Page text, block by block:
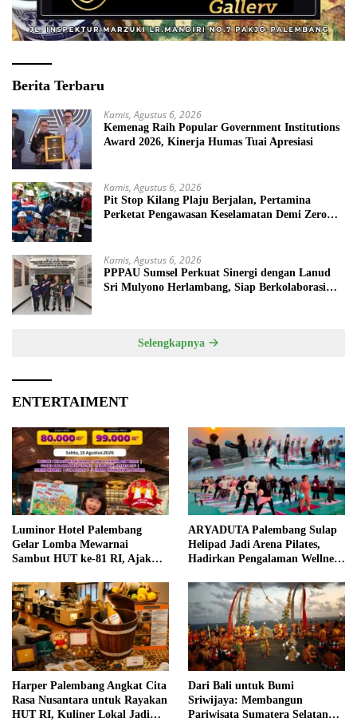
Berita Terbaru
Kamis, Agustus 6, 2026
Kemenag Raih Popular Government Institutions
Award 2026, Kinerja Humas Tuai Apresiasi
Kamis, Agustus 6, 2026
Pit Stop Kilang Plaju Berjalan, Pertamina
Perketat Pengawasan Keselamatan Demi Zero
Kamis, Agustus 6, 2026
PPPAU Sumsel Perkuat Sinergi dengan Lanud
Sri Mulyono Herlambang, Siap Berkolaborasi
Selengkapnya
ENTERTAIMENT
Luminor Hotel Palembang
Gelar Lomba Mewarnai
Sambut HUT ke-81 RI, Ajak
ARYADUTA Palembang Sulap
Helipad Jadi Arena Pilates,
Hadirkan Pengalaman Wellness
Harper Palembang Angkat Cita
Rasa Nusantara untuk Rayakan
HUT RI, Kuliner Lokal Jadi
Dari Bali untuk Bumi
Sriwijaya: Membangun
Pariwisata Sumatera Selatan